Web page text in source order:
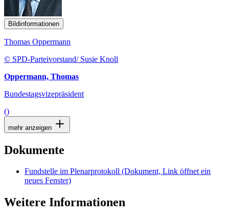
Bildinformationen
Thomas Oppermann
© SPD-Parteivorstand/ Susie Knoll
Oppermann, Thomas
Bundestagsvizepräsident
()
mehr anzeigen
Dokumente
Fundstelle im Plenarprotokoll (Dokument, Link öffnet ein
neues Fenster)
Weitere Informationen